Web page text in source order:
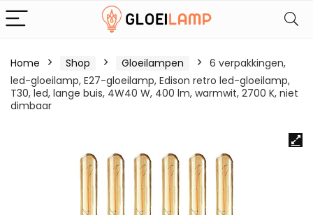
Home Shop Gloeilampen
6 verpakkingen,
led-gloeilamp, E27-gloeilamp, Edison retro led-gloeilamp,
T30, led, lange buis, 4W40 W, 400 lm, warmwit, 2700 K, niet
dimbaar